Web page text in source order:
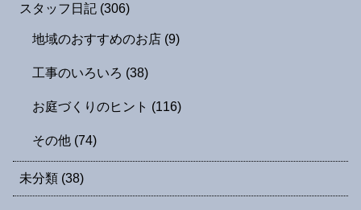
スタッフ日記 (306)
地域のおすすめのお店 (9)
工事のいろいろ (38)
お庭づくりのヒント (116)
その他 (74)
未分類 (38)